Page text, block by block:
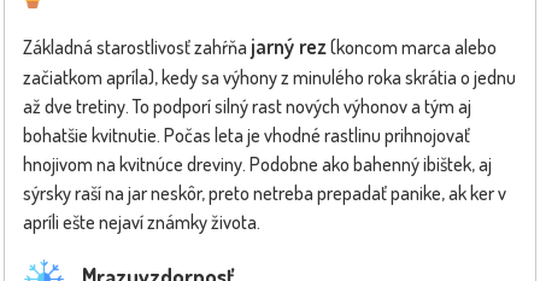
Základná starostlivosť zahŕňa jarný rez(koncom marca alebo
začiatkom apríla), kedy sa výhony z minulého roka skrátia o jednu
až dve tretiny. To podporí silný rast nových výhonov a tým aj
bohatšie kvitnutie. Počas leta je vhodné rastlinu prihnojovať
hnojivom na kvitnúce dreviny. Podobne ako bahenný ibištek, aj
sýrsky raší na jar neskôr, preto netreba prepadať panike, ak ker v
apríli ešte nejaví známky života.